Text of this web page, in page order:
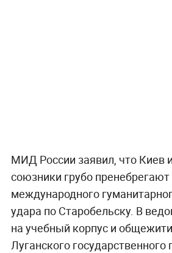
МИД России заявил, что Киев
союзники грубо
международного
удара по Старобельску. В
на учебный корпус и
Луганского государственного